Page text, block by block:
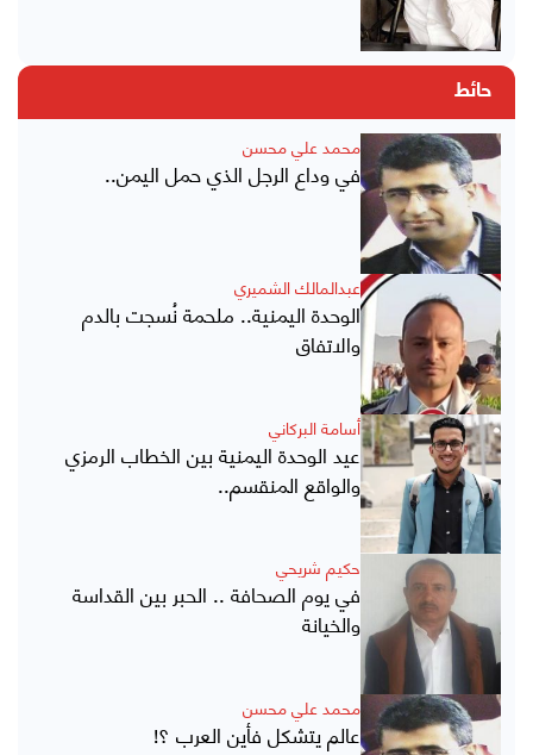
حائط
محمد علي محسن
في وداع الرجل الذي حمل اليمن..
عبدالمالك الشميري
الوحدة اليمنية.. ملحمة نُسجت بالدم
والاتفاق
أسامة البركاني
عيد الوحدة اليمنية بين الخطاب الرمزي
والواقع المنقسم..
حكيم شريحي
في يوم الصحافة .. الحبر بين القداسة
والخيانة
محمد علي محسن
عالم يتشكل فأين العرب ؟!